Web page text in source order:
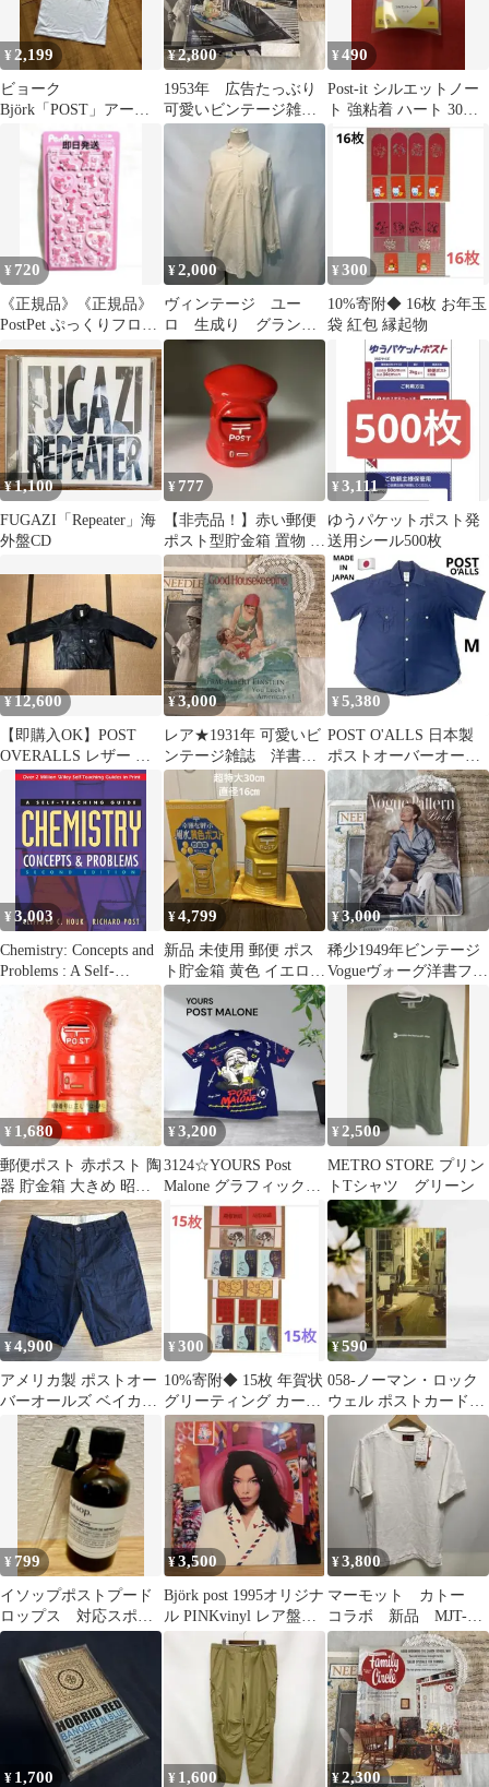
¥ 2,199
ビョーク
Björk「POST」アート
ワーク Tシャツ ホワイ
ト 白 サイズM
¥2,800
1953年 広告たっぶり
可愛いビンテージ雑
誌 洋書ジャンクジャ
ーナル 古書 広告
¥490
Post-it シルエットノー
ト 強粘着 ハート 30枚
×3冊【新品・未使用】
¥ 720
《正規品》《正規品》
PostPet ぷっくりフロッ
キーシール★モモとコ
モモ
¥2,000
ヴィンテージ ユー
ロ 生成り グラン
パ バンドカラー
¥ 300
10%寄附◆ 16枚 お年玉
袋 紅包 縁起物
¥1,100
FUGAZI「Repeater」海
外盤CD
¥ 777
【非売品！】赤い郵便
ポスト型貯金箱 置物 オ
ブジェ
¥ 3,111
ゆうパケットポスト発
送用シール500枚
¥12,600
【即購入OK】POST
OVERALLS レザー ジ
ャケット ブラック
¥3,000
レア★1931年 可愛いビ
ンテージ雑誌 洋書ジ
ャンクジャーナル素
材 古書 広告
¥ 5,380
POST O'ALLS 日本製
ポストオーバーオール
ドットネイビー 半袖シ
ャツ
¥3,003
Chemistry: Concepts and
Problems : A Self-
Teaching Guide (Wiley
Self Teaching Guides)
¥4,799
新品 未使用 郵便 ポス
ト貯金箱 黄色 イエロー
陶器 当時もの 箱 座布
団付
¥3,000
稀少1949年ビンテージ
Vogueヴォーグ洋書ファ
ッション雑誌ジャンク
ジャーナル
¥ 1,680
郵便ポスト 赤ポスト 陶
器 貯金箱 大きめ 昭和
レトロ 郵便局 インテリ
ア
¥3,200
3124☆YOURS Post
Malone グラフィックT
シャツ ネイビー
¥ 2,500
METRO STORE プリン
トTシャツ グリーン
¥4,900
アメリカ製 ポストオー
バーオールズ ベイカー
ワークショーツ S ネイ
ビー
¥ 300
10%寄附◆ 15枚 年賀状
グリーティング カード
封筒 セット
¥590
058-ノーマン・ロック
ウェル ポストカード
postcard ハガキ
¥ 799
イソップポストプード
ロップス 対応スポイ
ト post-poo-dropAesop
¥3,500
Björk post 1995オリジナ
ル PINKvinyl レア盤！
ジャンク
¥3,800
マーモット カトー
コラボ 新品 MJT-
S7053 KATO
¥ 1,700 ¥ 1,600 ¥2,300